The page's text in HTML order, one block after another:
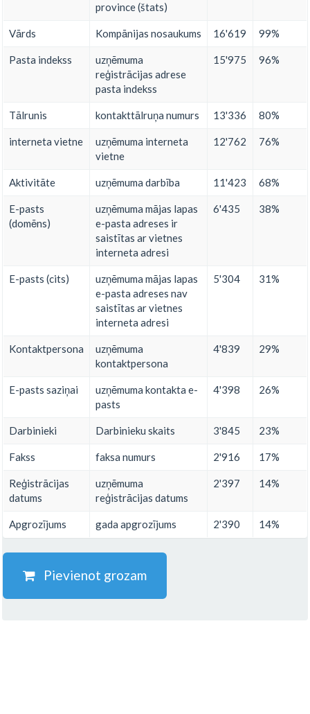
province (štats)
Vārds Kompānijas nosaukums 16'619 99%
Pasta indekss
uzņēmuma
reģistrācijas adrese
pasta indekss
15'975 96%
Tālrunis kontakttālruņa numurs 13'336 80%
interneta vietne
uzņēmuma interneta
vietne
12'762 76%
Aktivitāte uzņēmuma darbība 11'423 68%
E-pasts
(domēns)
uzņēmuma mājas lapas
e-pasta adreses ir
saistītas ar vietnes
interneta adresi
6'435 38%
E-pasts (cits)
uzņēmuma mājas lapas
e-pasta adreses nav
saistītas ar vietnes
interneta adresi
5'304 31%
Kontaktpersona
uzņēmuma
kontaktpersona
4'839 29%
E-pasts saziņai
uzņēmuma kontakta e-
pasts
4'398 26%
Darbinieki Darbinieku skaits 3'845 23%
Fakss faksa numurs 2'916 17%
Reģistrācijas
datums
uzņēmuma
reģistrācijas datums
2'397 14%
Apgrozījums gada apgrozījums 2'390 14%
Pievienot grozam